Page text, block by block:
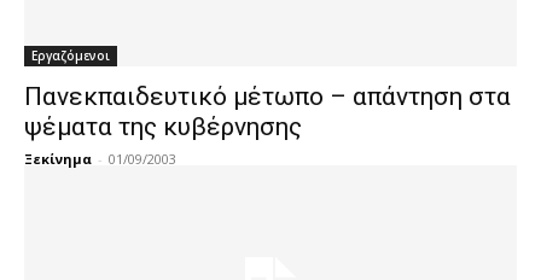
Εργαζόμενοι
Πανεκπαιδευτικό μέτωπο – απάντηση στα
ψέματα της κυβέρνησης
Ξεκίνημα - 01/09/2003